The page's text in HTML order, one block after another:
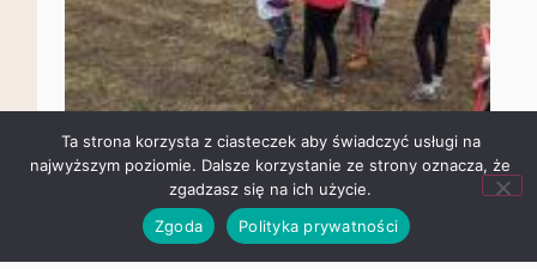
Ta strona korzysta z ciasteczek aby świadczyć usługi na
najwyższym poziomie. Dalsze korzystanie ze strony oznacza,
że zgadzasz się na ich użycie.
Zgoda
Polityka prywatności